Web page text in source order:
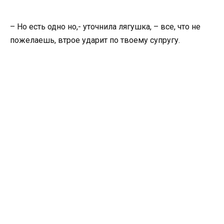
– Но есть одно но,- уточнила лягушка, – все, что не
пожелаешь, втрое ударит по твоему супругу.